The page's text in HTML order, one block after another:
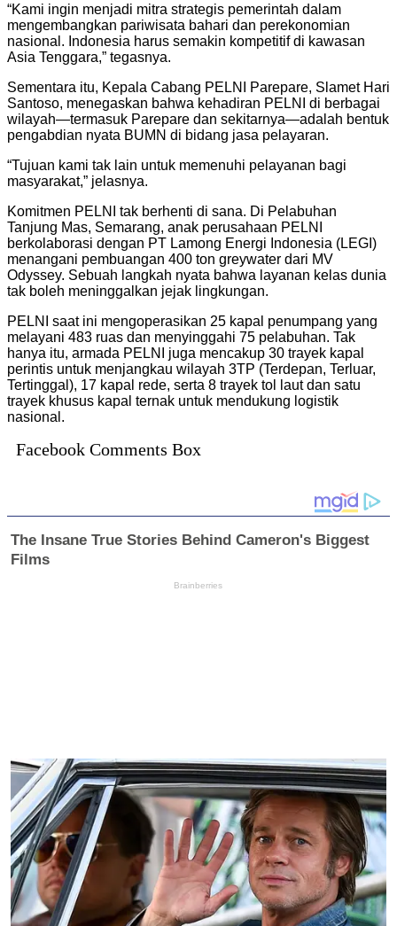
“Kami ingin menjadi mitra strategis pemerintah dalam
mengembangkan pariwisata bahari dan perekonomian
nasional. Indonesia harus semakin kompetitif di kawasan
Asia Tenggara,” tegasnya.
Sementara itu, Kepala Cabang PELNI Parepare, Slamet Hari
Santoso, menegaskan bahwa kehadiran PELNI di berbagai
wilayah—termasuk Parepare dan sekitarnya—adalah bentuk
pengabdian nyata BUMN di bidang jasa pelayaran.
“Tujuan kami tak lain untuk memenuhi pelayanan bagi
masyarakat,” jelasnya.
Komitmen PELNI tak berhenti di sana. Di Pelabuhan
Tanjung Mas, Semarang, anak perusahaan PELNI
berkolaborasi dengan PT Lamong Energi Indonesia (LEGI)
menangani pembuangan 400 ton greywater dari MV
Odyssey. Sebuah langkah nyata bahwa layanan kelas dunia
tak boleh meninggalkan jejak lingkungan.
PELNI saat ini mengoperasikan 25 kapal penumpang yang
melayani 483 ruas dan menyinggahi 75 pelabuhan. Tak
hanya itu, armada PELNI juga mencakup 30 trayek kapal
perintis untuk menjangkau wilayah 3TP (Terdepan, Terluar,
Tertinggal), 17 kapal rede, serta 8 trayek tol laut dan satu
trayek khusus kapal ternak untuk mendukung logistik
nasional.
Facebook Comments Box